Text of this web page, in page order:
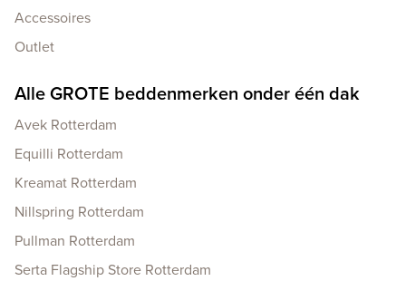
Accessoires
Outlet
Alle GROTE beddenmerken onder één dak
Avek Rotterdam
Equilli Rotterdam
Kreamat Rotterdam
Nillspring Rotterdam
Pullman Rotterdam
Serta Flagship Store Rotterdam